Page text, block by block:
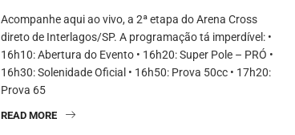
Acompanhe aqui ao vivo, a 2ª etapa do Arena Cross
direto de Interlagos/SP. A programação tá imperdível: •
16h10: Abertura do Evento • 16h20: Super Pole – PRÓ •
16h30: Solenidade Oficial • 16h50: Prova 50cc • 17h20:
Prova 65
READ MORE